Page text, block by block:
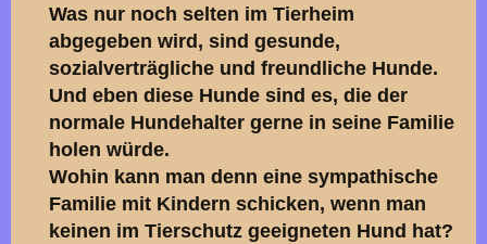
Was nur noch selten im Tierheim
abgegeben wird, sind gesunde,
sozialverträgliche und freundliche Hunde.
Und eben diese Hunde sind es, die der
normale Hundehalter gerne in seine Familie
holen würde.
Wohin kann man denn eine sympathische
Familie mit Kindern schicken, wenn man
keinen im Tierschutz geeigneten Hund hat?